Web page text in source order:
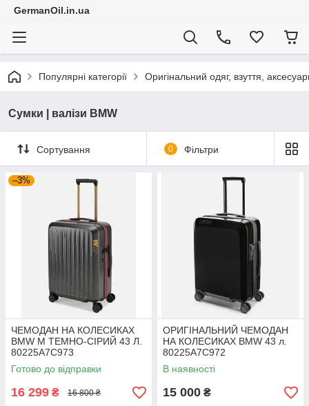
GermanOil.in.ua
Популярні категорії Оригінальний одяг, взуття,
Сумки | валізи BMW
Сортування 0 Фільтри
–3%
ЧЕМОДАН НА КОЛЕСИКАХ
BMW M ТЕМНО-СІРИЙ 43 Л.
80225A7C973
Готово до відправки
16 299 ₴ 16 800 ₴
ОРИГІНАЛЬНИЙ ЧЕМОДАН
НА КОЛЕСИКАХ BMW 43 л.
80225A7C972
В наявності
15 000 ₴